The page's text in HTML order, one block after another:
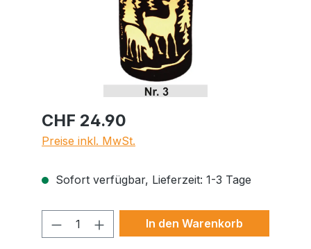
CHF 24.90
Preise inkl. MwSt.
Sofort verfügbar, Lieferzeit: 1-3 Tage
Produkt Anzahl: Gib den
In den Warenkorb